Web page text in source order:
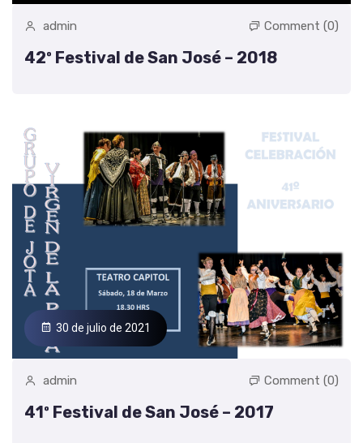
admin Comment (0)
42º Festival de San José – 2018
30 de julio de 2021
admin Comment (0)
41º Festival de San José – 2017